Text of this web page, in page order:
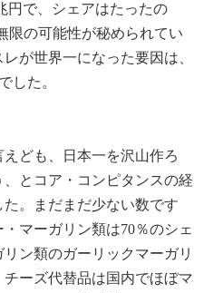
円で、シェアはたったの
限の可能性が秘められてい
が世界一になった要因は、
した。
ども、日本一を沢山作ろ
とコア・コンピタンスの経
。まだまだ少ない数です
マーガリン類は70％のシェ
ン類のガーリックマーガリ
ーズ代替品は国内でほぼマ